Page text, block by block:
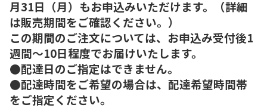
月31日（月）もお申込みいただけます。（詳細
は販売期間をご確認ください。）
この期間のご注文については、お申込み受付後1
週間～10日程度でお届けいたします。
●配達日のご指定はできません。
●配達時間をご希望の場合は、配達希望時間帯
をご指定ください。